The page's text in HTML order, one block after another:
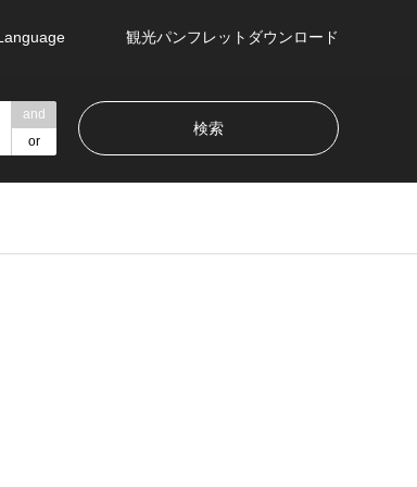
観光パンフレットダウンロード
and
or